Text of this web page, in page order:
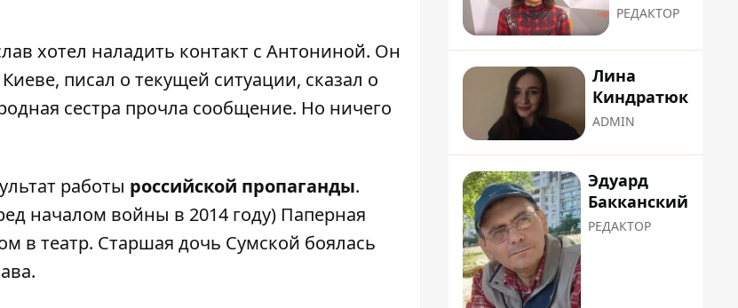
хотел наладить контакт с Антониной. Он
писал о текущей ситуации, сказал о
сестра прочла сообщение. Но ничего
работы российской пропаганды.
началом войны в 2014 году) Паперная
в театр. Старшая дочь Сумской боялась
РЕДАКТОР
Лина
Киндратюк
ADMIN
Эдуард
Бакканский
РЕДАКТОР